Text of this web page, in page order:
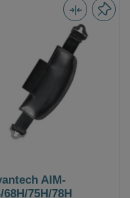
AIM-
68H/75H/78H